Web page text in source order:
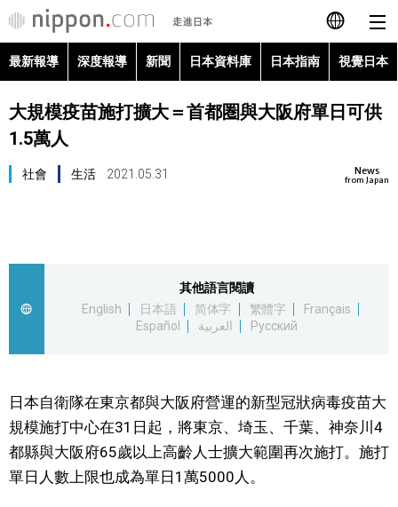
日本語
English
最新報導
視覺日本
臺灣香港
最新報導 深度報導 新聞 日本資料庫 日本指南 視覺日本
大規模疫苗施打擴大＝首都圏與大阪府單日可供
1.5萬人
News
from Japan
社會 生活 2021.05.31
其他語言閱讀
English
日本語 简体字 繁體字
Français
Español
العربية Русский
日本自衛隊在東京都與大阪府營運的新型冠狀病毒疫苗大
規模施打中心在31日起，將東京、埼玉、千葉、神奈川4
都縣與大阪府65歲以上高齡人士擴大範圍再次施打。施打
單日人數上限也成為單日1萬5000人。